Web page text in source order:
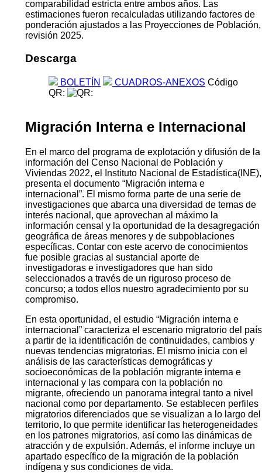
comparabilidad estricta entre ambos años. Las
estimaciones fueron recalculadas utilizando factores de
ponderación ajustados a las Proyecciones de Población,
revisión 2025.
Descarga
BOLETÍN CUADROS-ANEXOS Código
QR:
Migración Interna e Internacional
En el marco del programa de explotación y difusión de la
información del Censo Nacional de Población y
Viviendas 2022, el Instituto Nacional de Estadística(INE),
presenta el documento “Migración interna e
internacional”. El mismo forma parte de una serie de
investigaciones que abarca una diversidad de temas de
interés nacional, que aprovechan al máximo la
información censal y la oportunidad de la desagregación
geográfica de áreas menores y de subpoblaciones
específicas. Contar con este acervo de conocimientos
fue posible gracias al sustancial aporte de
investigadoras e investigadores que han sido
seleccionados a través de un riguroso proceso de
concurso; a todos ellos nuestro agradecimiento por su
compromiso.
En esta oportunidad, el estudio “Migración interna e
internacional” caracteriza el escenario migratorio del país
a partir de la identificación de continuidades, cambios y
nuevas tendencias migratorias. El mismo inicia con el
análisis de las características demográficas y
socioeconómicas de la población migrante interna e
internacional y las compara con la población no
migrante, ofreciendo un panorama integral tanto a nivel
nacional como por departamento. Se establecen perfiles
migratorios diferenciados que se visualizan a lo largo del
territorio, lo que permite identificar las heterogeneidades
en los patrones migratorios, así como las dinámicas de
atracción y de expulsión. Además, el informe incluye un
apartado específico de la migración de la población
indígena y sus condiciones de vida.